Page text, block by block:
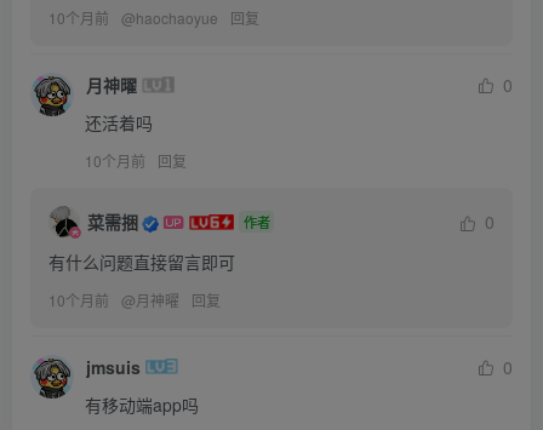
10个月前 @haochaoyue 回复
月神曜
0
还活着吗
10个月前 回复
菜需捆 作者
0
有什么问题直接留言即可
10个月前 @月神曜 回复
jmsuis
0
有移动端app吗